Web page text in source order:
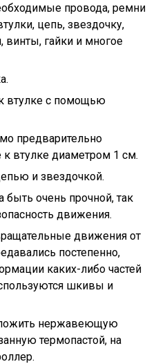
провода, ремни
цепь, звездочку,
винты, гайки и многое
втулке с помощью
предварительно
к втулке диаметром 1 см.
и звездочкой.
быть очень прочной, так
движения.
движения от
постепенно,
каких-либо частей
шкивы и
нержавеющую
термопастой, на